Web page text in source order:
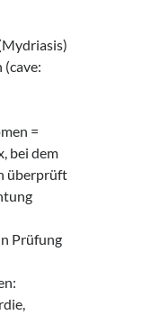
(cave:
=
bei dem
überprüft
Prüfung